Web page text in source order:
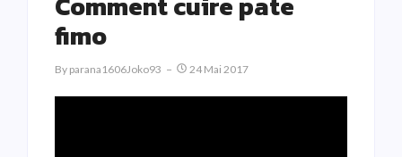
fimo
By Parana1606Joko93 24 Mai 2017